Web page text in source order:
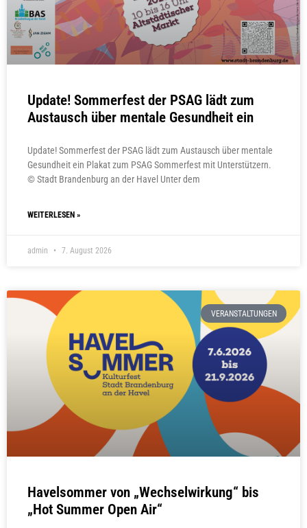
Update! Sommerfest der PSAG lädt zum
Austausch über mentale Gesundheit ein
Update! Sommerfest der PSAG lädt zum Austausch über mentale
Gesundheit ein Plakat zum PSAG Sommerfest mit Unterstützern.
© Stadt Brandenburg an der Havel Unter dem
WEITERLESEN »
admin 7. August 2026
VERANSTALTUNGEN
Havelsommer von „Wechselwirkung“ bis
„Hot Summer Open Air“